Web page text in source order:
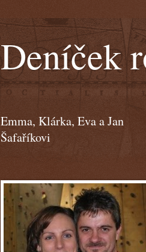
Deníček
Emma, Klárka, Eva a Jan
Šafaříkovi